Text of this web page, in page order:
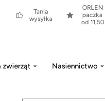
Tania
wysyłka
ORLEN
paczka
od 11,50
zwierząt Nasiennictwo